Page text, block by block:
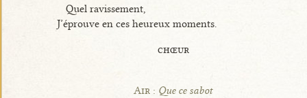
Quel ravissement,
J’éprouve en ces heureux moments.
chœur
Air : Que ce sabot